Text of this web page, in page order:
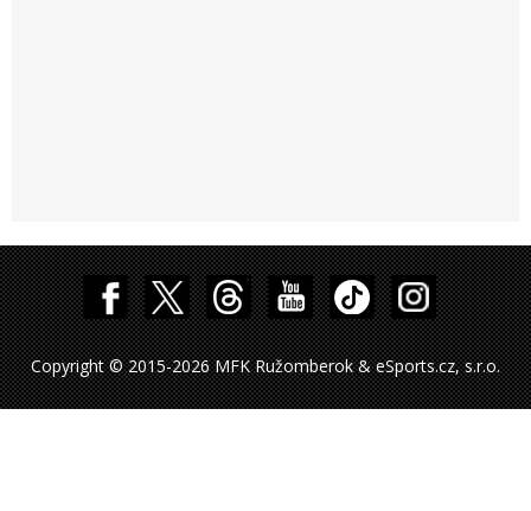
Copyright © 2015-2026 MFK Ružomberok & eSports.cz, s.r.o.